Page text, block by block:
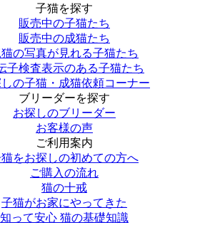
子猫を探す
販売中の子猫たち
販売中の成猫たち
の写真が見れる子猫たち
子検査表示のある子猫たち
の子猫・成猫依頼コーナー
ブリーダーを探す
お探しのブリーダー
お客様の声
ご利用案内
をお探しの初めての方へ
ご購入の流れ
猫の十戒
子猫がお家にやってきた
知って安心 猫の基礎知識